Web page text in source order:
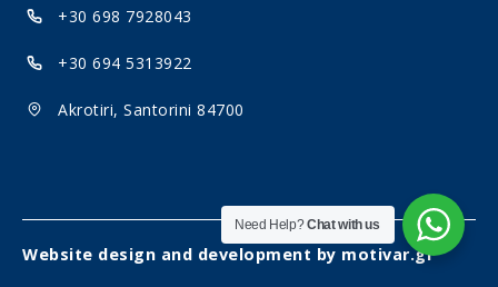
+30 698 7928043
+30 694 5313922
Akrotiri, Santorini 84700
Website design and development by motivar.gr
Need Help?Chat with us